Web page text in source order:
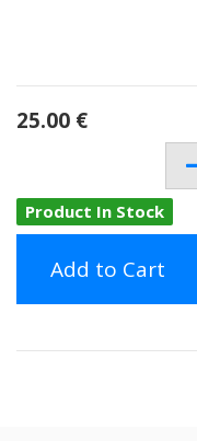
25.00 €
Product In Stock
Add to Cart